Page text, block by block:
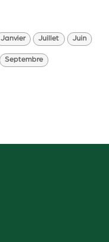
Janvier Juillet Juin
Septembre